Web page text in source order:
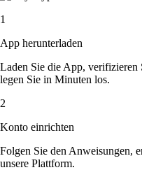
1
App herunterladen
Laden Sie die App, verifizieren
legen Sie in Minuten los.
2
Konto einrichten
Folgen Sie den Anweisungen,
unsere Plattform.